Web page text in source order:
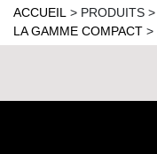
ACCUEIL > PRODUITS >
LA GAMME COMPACT >